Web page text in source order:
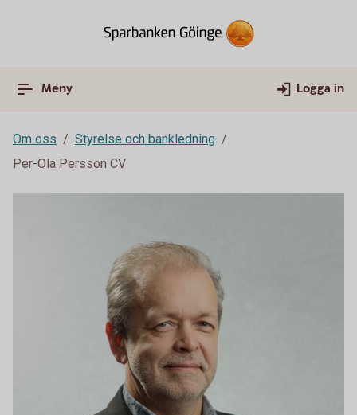
Meny Logga in
Om oss
Styrelse och bankledning
Per-Ola Persson CV